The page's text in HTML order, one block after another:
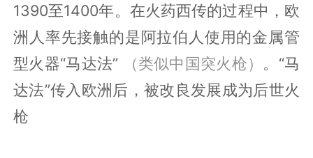
1390至1400年。在火药西传的过程中，欧
洲人率先接触的是阿拉伯人使用的金属管
型火器“马达法”
（类似中国突火枪） 。“马
达法”传入欧洲后，被改良发展成为后世火
枪